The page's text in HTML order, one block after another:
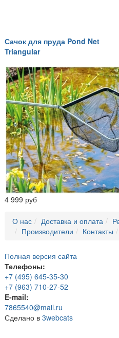
Сачок для пруда Pond Net
Triangular
4 999 руб
О нас Доставка и оплата
Производители
Контакты
Полная версия сайта
Телефоны:
+7 (495) 645-35-30
+7 (963) 710-27-52
E-mail:
7865540@mail.ru
Сделано в 3webcats